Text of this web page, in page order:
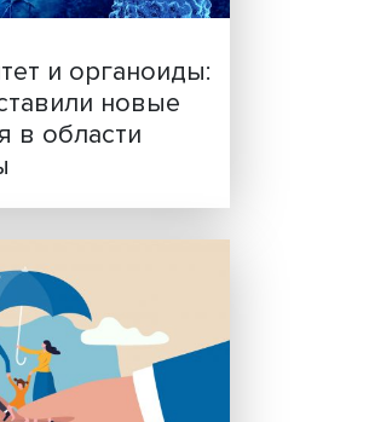
Гены, иммунитет и
ученые представили
исследования в области
биомедицины